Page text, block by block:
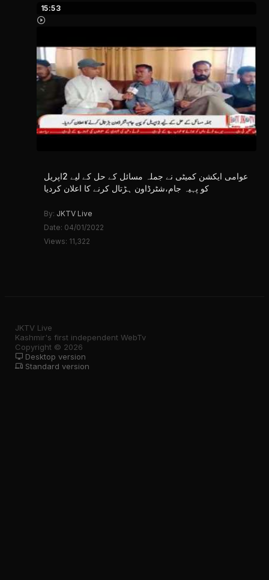
15:53
عوامی ایکشن کمیٹی نے جملہ مسائل کے حل کے لیے 2اپریل
کو پہیہ جام،شٹرڈاون ہڑتال کرنے کا اعلان کردیا
By: JKTV Live
Date: 04/01/2022
Views: 11,322
JKTV Live
Kashmir's first independent WebTv
Copyright © 2026
Desktop version
Standard version